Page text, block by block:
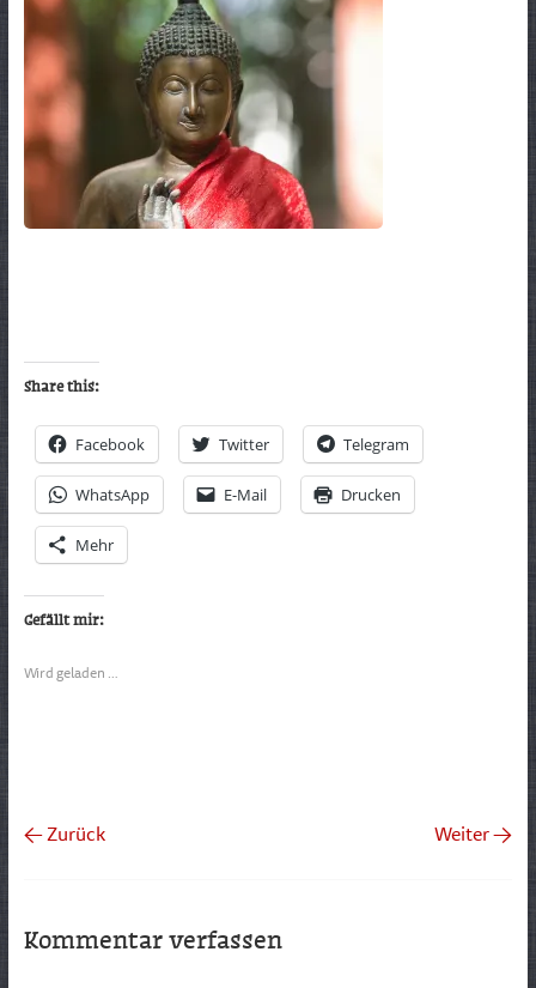
Share this:
Facebook Twitter Telegram
WhatsApp E-Mail Drucken
Mehr
Gefällt mir:
Wird geladen …
← Zurück Weiter →
Kommentar verfassen